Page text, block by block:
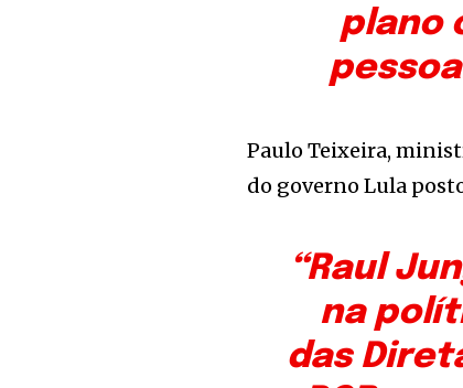
plano
Paulo Teixeira,
do governo Lula
“Raul
na
das